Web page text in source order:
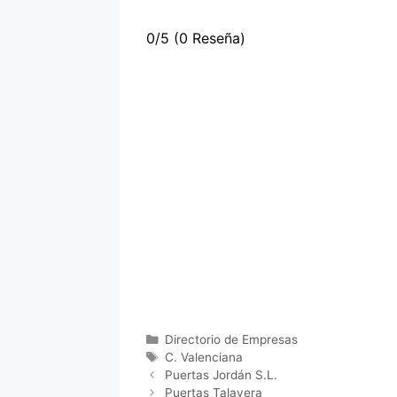
0/5 (0 Reseña)
Categorías
Directorio de Empresas
Etiquetas
C. Valenciana
Puertas Jordán S.L.
Puertas Talavera